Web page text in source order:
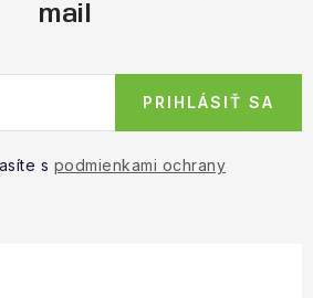
mail
s podmienkami ochrany
PRIHLÁSIŤ SA